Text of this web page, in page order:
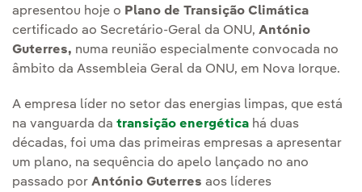
apresentou hoje o Plano de Transição Climática
certificado ao Secretário-Geral da ONU, António
Guterres, numa reunião especialmente convocada no
âmbito da Assembleia Geral da ONU, em Nova Iorque.
A empresa líder no setor das energias limpas, que está
na vanguarda da transição energética há duas
décadas, foi uma das primeiras empresas a apresentar
um plano, na sequência do apelo lançado no ano
passado por António Guterres aos líderes